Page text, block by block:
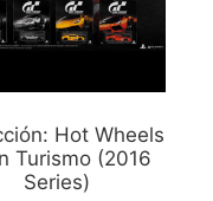
Hot Wheels
Turismo (2016
Series)